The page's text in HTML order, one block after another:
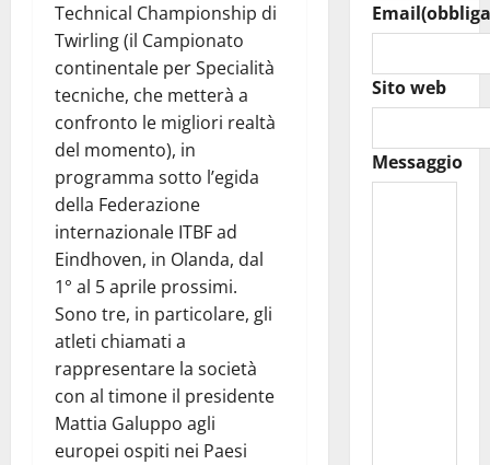
Technical Championship di
Twirling (il Campionato
continentale per Specialità
tecniche, che metterà a
confronto le migliori realtà
del momento), in
programma sotto l’egida
della Federazione
internazionale ITBF ad
Eindhoven, in Olanda, dal
1° al 5 aprile prossimi.
Sono tre, in particolare, gli
atleti chiamati a
rappresentare la società
con al timone il presidente
Mattia Galuppo agli
europei ospiti nei Paesi
Email
Sito web
Messaggio